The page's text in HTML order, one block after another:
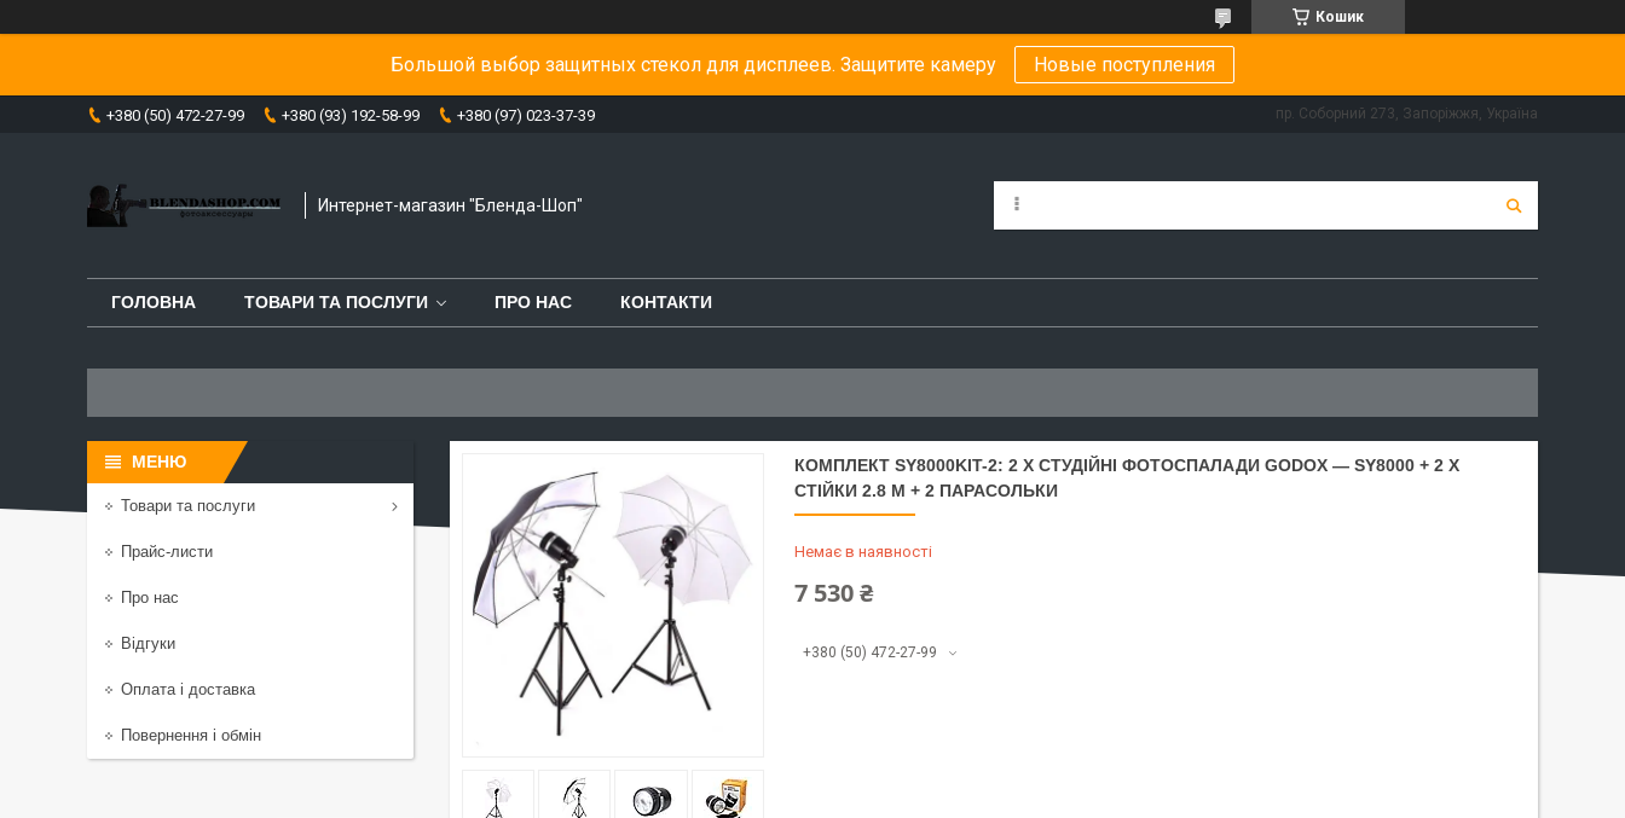
Кошик
Большой выбор защитных стекол для дисплеев. Защитите камеру Новые поступления
+380 (50) 472-27-99 +380 (93) 192-58-99 +380 (97) 023-37-39 пр. Соборний 273, Запоріжжя, Україна
Интернет-магазин "Бленда-Шоп"
ГОЛОВНА ТОВАРИ ТА ПОСЛУГИ ПРО НАС КОНТАКТИ
КОМПЛЕКТ SY8000KIT-2: 2 X СТУДІЙНІ ФОТОСПАЛАДИ GODOX — SY8000 + 2 X
СТІЙКИ 2.8 М + 2 ПАРАСОЛЬКИ
Немає в наявності
7 530 ₴
+380 (50) 472-27-99
Товари та послуги
Прайс-листи
Про нас
Відгуки
Оплата і доставка
Повернення і обмін